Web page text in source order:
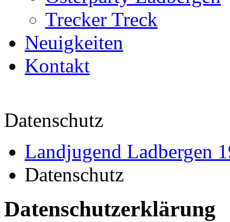
Trecker Treck
Neuigkeiten
Kontakt
Datenschutz
Landjugend Ladbergen
Datenschutz
Datenschutzerklärung